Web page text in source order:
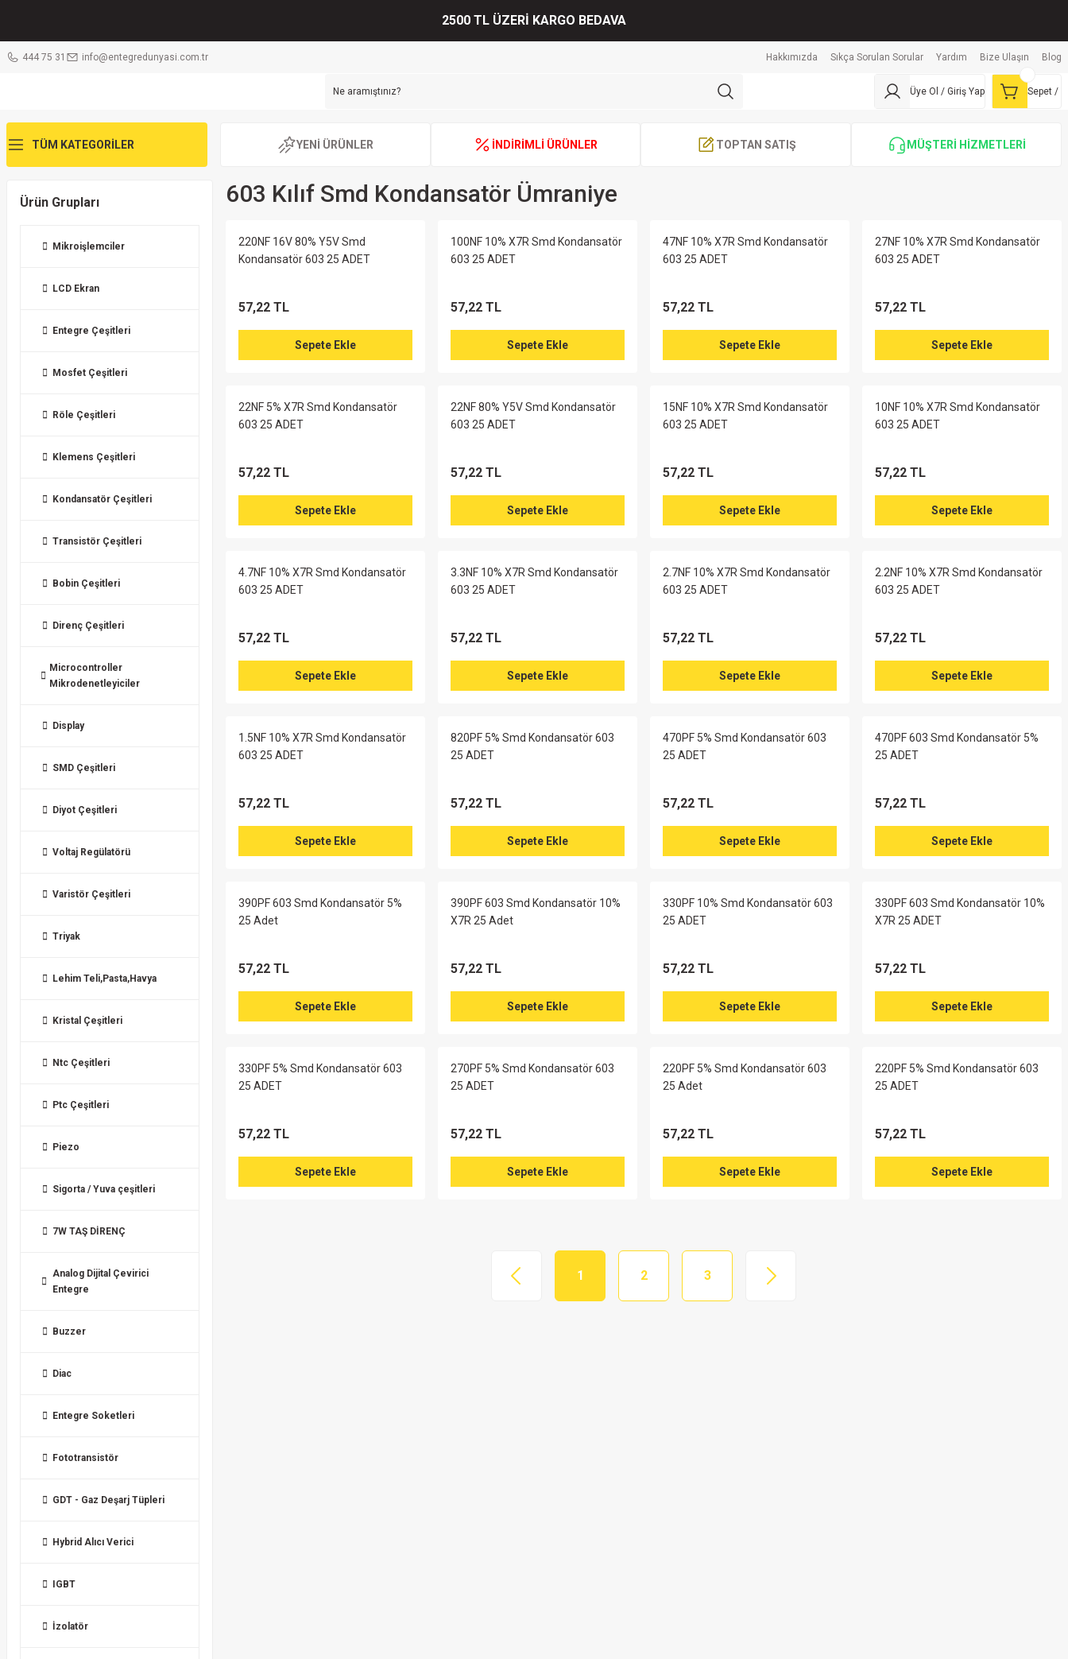
2500 TL ÜZERİ KARGO BEDAVA
444 75 31 info@entegredunyasi.com.tr Hakkımızda Sıkça Sorulan Sorular Yardım Bize Ulaşın Blog
Üye Ol / Giriş Yap Sepet /
TÜM KATEGORİLER YENİ ÜRÜNLER İNDİRİMLİ ÜRÜNLER TOPTAN SATIŞ MÜŞTERİ HİZMETLERİ
Ürün Grupları
Mikroişlemciler
LCD Ekran
Entegre Çeşitleri
Mosfet Çeşitleri
Röle Çeşitleri
Klemens Çeşitleri
Kondansatör Çeşitleri
Transistör Çeşitleri
Bobin Çeşitleri
Direnç Çeşitleri
Microcontroller
Mikrodenetleyiciler
Display
SMD Çeşitleri
Diyot Çeşitleri
Voltaj Regülatörü
Varistör Çeşitleri
Triyak
Lehim Teli,Pasta,Havya
Kristal Çeşitleri
Ntc Çeşitleri
Ptc Çeşitleri
Piezo
Sigorta / Yuva çeşitleri
7W TAŞ DİRENÇ
Analog Dijital Çevirici
Entegre
Buzzer
Diac
Entegre Soketleri
Fototransistör
GDT - Gaz Deşarj Tüpleri
Hybrid Alıcı Verici
IGBT
İzolatör
603 Kılıf Smd Kondansatör Ümraniye
220NF 16V 80% Y5V Smd
Kondansatör 603 25 ADET
57,22 TL
Sepete Ekle
100NF 10% X7R Smd Kondansatör
603 25 ADET
57,22 TL
Sepete Ekle
47NF 10% X7R Smd Kondansatör
603 25 ADET
57,22 TL
Sepete Ekle
27NF 10% X7R Smd Kondansatör
603 25 ADET
57,22 TL
Sepete Ekle
22NF 5% X7R Smd Kondansatör
603 25 ADET
57,22 TL
Sepete Ekle
22NF 80% Y5V Smd Kondansatör
603 25 ADET
57,22 TL
Sepete Ekle
15NF 10% X7R Smd Kondansatör
603 25 ADET
57,22 TL
Sepete Ekle
10NF 10% X7R Smd Kondansatör
603 25 ADET
57,22 TL
Sepete Ekle
4.7NF 10% X7R Smd Kondansatör
603 25 ADET
57,22 TL
Sepete Ekle
3.3NF 10% X7R Smd Kondansatör
603 25 ADET
57,22 TL
Sepete Ekle
2.7NF 10% X7R Smd Kondansatör
603 25 ADET
57,22 TL
Sepete Ekle
2.2NF 10% X7R Smd Kondansatör
603 25 ADET
57,22 TL
Sepete Ekle
1.5NF 10% X7R Smd Kondansatör
603 25 ADET
57,22 TL
Sepete Ekle
820PF 5% Smd Kondansatör 603
25 ADET
57,22 TL
Sepete Ekle
470PF 5% Smd Kondansatör 603
25 ADET
57,22 TL
Sepete Ekle
470PF 603 Smd Kondansatör 5%
25 ADET
57,22 TL
Sepete Ekle
390PF 603 Smd Kondansatör 5%
25 Adet
57,22 TL
Sepete Ekle
390PF 603 Smd Kondansatör 10%
X7R 25 Adet
57,22 TL
Sepete Ekle
330PF 10% Smd Kondansatör 603
25 ADET
57,22 TL
Sepete Ekle
330PF 603 Smd Kondansatör 10%
X7R 25 ADET
57,22 TL
Sepete Ekle
330PF 5% Smd Kondansatör 603
25 ADET
57,22 TL
Sepete Ekle
270PF 5% Smd Kondansatör 603
25 ADET
57,22 TL
Sepete Ekle
220PF 5% Smd Kondansatör 603
25 Adet
57,22 TL
Sepete Ekle
220PF 5% Smd Kondansatör 603
25 ADET
57,22 TL
Sepete Ekle
1 2 3